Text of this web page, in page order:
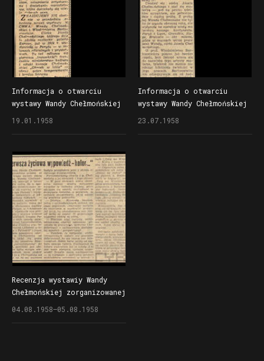
Informacja o otwarciu
wystawy Wandy Chełmońskiej
(Odwach)
19.01.1958
Informacja o otwarciu
wystawy Wandy Chełmońskiej
23.07.1958
Recenzja wystawiy Wandy
Chełmońskiej zorganizowanej
04.08.1958–05.08.1958